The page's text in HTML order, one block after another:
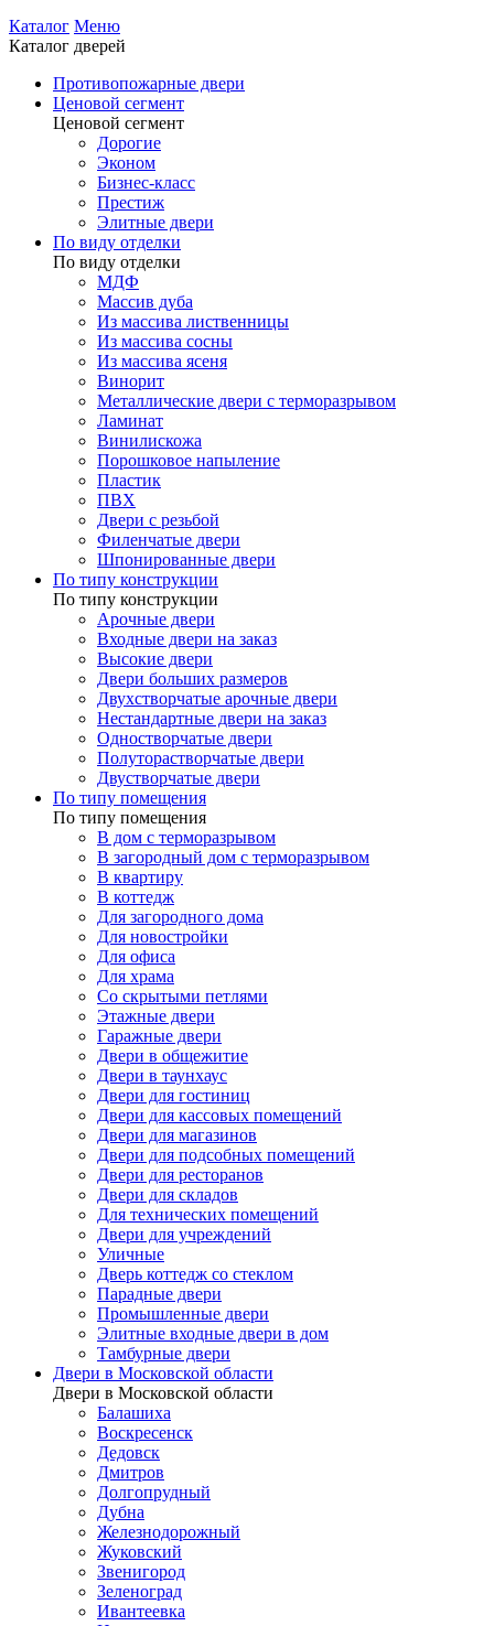
Каталог Меню
Каталог дверей
Противопожарные двери
Ценовой сегмент
Ценовой сегмент
Дорогие
Эконом
Бизнес-класс
Престиж
Элитные двери
По виду отделки
По виду отделки
МДФ
Массив дуба
Из массива лиственницы
Из массива сосны
Из массива ясеня
Винорит
Металлические двери с терморазрывом
Ламинат
Винилискожа
Порошковое напыление
Пластик
ПВХ
Двери с резьбой
Филенчатые двери
Шпонированные двери
По типу конструкции
По типу конструкции
Арочные двери
Входные двери на заказ
Высокие двери
Двери больших размеров
Двухстворчатые арочные двери
Нестандартные двери на заказ
Одностворчатые двери
Полуторастворчатые двери
Двустворчатые двери
По типу помещения
По типу помещения
В дом с терморазрывом
В загородный дом с терморазрывом
В квартиру
В коттедж
Для загородного дома
Для новостройки
Для офиса
Для храма
Со скрытыми петлями
Этажные двери
Гаражные двери
Двери в общежитие
Двери в таунхаус
Двери для гостиниц
Двери для кассовых помещений
Двери для магазинов
Двери для подсобных помещений
Двери для ресторанов
Двери для складов
Для технических помещений
Двери для учреждений
Уличные
Дверь коттедж со стеклом
Парадные двери
Промышленные двери
Элитные входные двери в дом
Тамбурные двери
Двери в Московской области
Двери в Московской области
Балашиха
Воскресенск
Дедовск
Дмитров
Долгопрудный
Дубна
Железнодорожный
Жуковский
Звенигород
Зеленоград
Ивантеевка